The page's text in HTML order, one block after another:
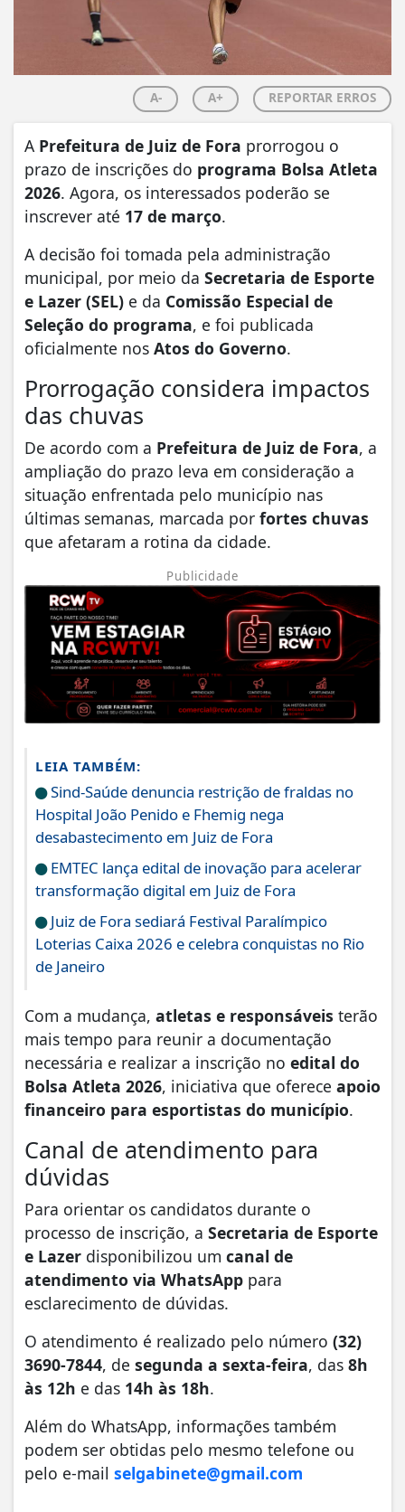
A- A+ REPORTAR ERROS
A Prefeitura de Juiz de Fora prorrogou o
prazo de inscrições do programa Bolsa Atleta
2026. Agora, os interessados poderão se
inscrever até 17 de março.
A decisão foi tomada pela administração
municipal, por meio da Secretaria de Esporte
e Lazer (SEL) e da Comissão Especial de
Seleção do programa, e foi publicada
oficialmente nos Atos do Governo.
Prorrogação considera impactos
das chuvas
De acordo com a Prefeitura de Juiz de Fora, a
ampliação do prazo leva em consideração a
situação enfrentada pelo município nas
últimas semanas, marcada por fortes chuvas
que afetaram a rotina da cidade.
Publicidade
LEIA TAMBÉM:
Sind-Saúde denuncia restrição de fraldas no
Hospital João Penido e Fhemig nega
desabastecimento em Juiz de Fora
EMTEC lança edital de inovação para acelerar
transformação digital em Juiz de Fora
Juiz de Fora sediará Festival Paralímpico
Loterias Caixa 2026 e celebra conquistas no Rio
de Janeiro
Com a mudança, atletas e responsáveis terão
mais tempo para reunir a documentação
necessária e realizar a inscrição no edital do
Bolsa Atleta 2026, iniciativa que oferece apoio
financeiro para esportistas do município.
Canal de atendimento para
dúvidas
Para orientar os candidatos durante o
processo de inscrição, a Secretaria de Esporte
e Lazer disponibilizou um canal de
atendimento via WhatsApp para
esclarecimento de dúvidas.
O atendimento é realizado pelo número (32)
3690-7844, de segunda a sexta-feira, das 8h
às 12h e das 14h às 18h.
Além do WhatsApp, informações também
podem ser obtidas pelo mesmo telefone ou
pelo e-mail selgabinete@gmail.com